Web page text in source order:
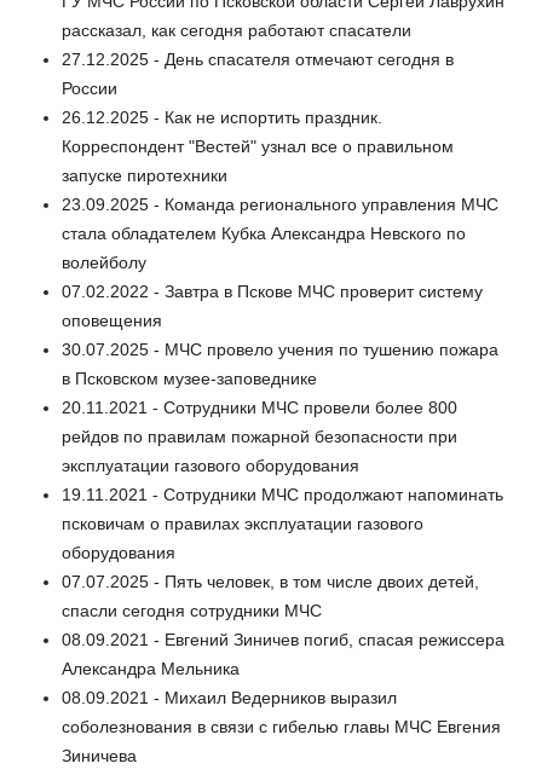
рассказал, как сегодня работают спасатели
27.12.2025 - День спасателя отмечают сегодня в
России
26.12.2025 - Как не испортить праздник.
Корреспондент "Вестей" узнал все о правильном
запуске пиротехники
23.09.2025 - Команда регионального управления МЧС
стала обладателем Кубка Александра Невского по
волейболу
07.02.2022 - Завтра в Пскове МЧС проверит систему
оповещения
30.07.2025 - МЧС провело учения по тушению пожара
в Псковском музее-заповеднике
20.11.2021 - Сотрудники МЧС провели более 800
рейдов по правилам пожарной безопасности при
эксплуатации газового оборудования
19.11.2021 - Сотрудники МЧС продолжают напоминать
псковичам о правилах эксплуатации газового
оборудования
07.07.2025 - Пять человек, в том числе двоих детей,
спасли сегодня сотрудники МЧС
08.09.2021 - Евгений Зиничев погиб, спасая режиссера
Александра Мельника
08.09.2021 - Михаил Ведерников выразил
соболезнования в связи с гибелью главы МЧС Евгения
Зиничева